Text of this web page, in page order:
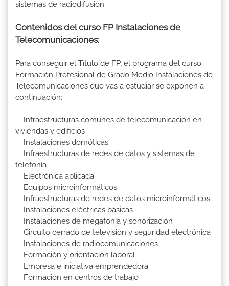
sistemas de radiodifusión.
Contenidos del curso FP Instalaciones de
Telecomunicaciones:
Para conseguir el Título de FP, el programa del curso
Formación Profesional de Grado Medio Instalaciones de
Telecomunicaciones que vas a estudiar se exponen a
continuación:
Infraestructuras comunes de telecomunicación en
viviendas y edificios
Instalaciones domóticas
Infraestructuras de redes de datos y sistemas de
telefonía
Electrónica aplicada
Equipos microinformáticos
Infraestructuras de redes de datos microinformáticos
Instalaciones eléctricas básicas
Instalaciones de megafonía y sonorización
Circuito cerrado de televisión y seguridad electrónica
Instalaciones de radiocomunicaciones
Formación y orientación laboral
Empresa e iniciativa emprendedora
Formación en centros de trabajo